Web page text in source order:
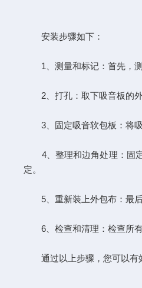
安装步骤如下：
1、测量和标记：首先，测
2、打孔：取下吸音板的外
3、固定吸音软包板：将吸
4、整理和边角处理：固定
定。
5、重新装上外包布：最后
6、检查和清理：检查所有
通过以上步骤，您可以有效